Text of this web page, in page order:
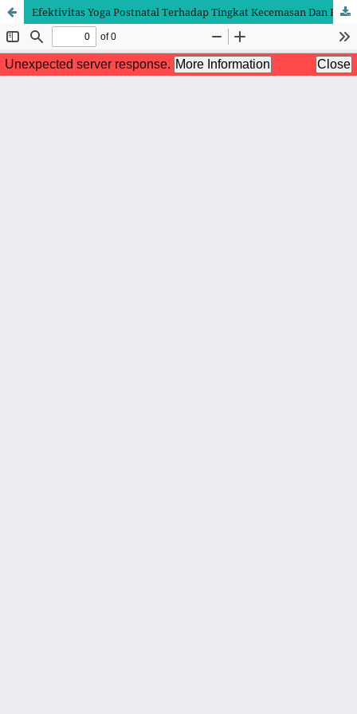
Efektivitas Yoga Postnatal Terhadap Tingkat Kecemasan Dan Kualitas Tidur Pada Ibu Postpartum Di RSI Sultan Hadlirin Jepara